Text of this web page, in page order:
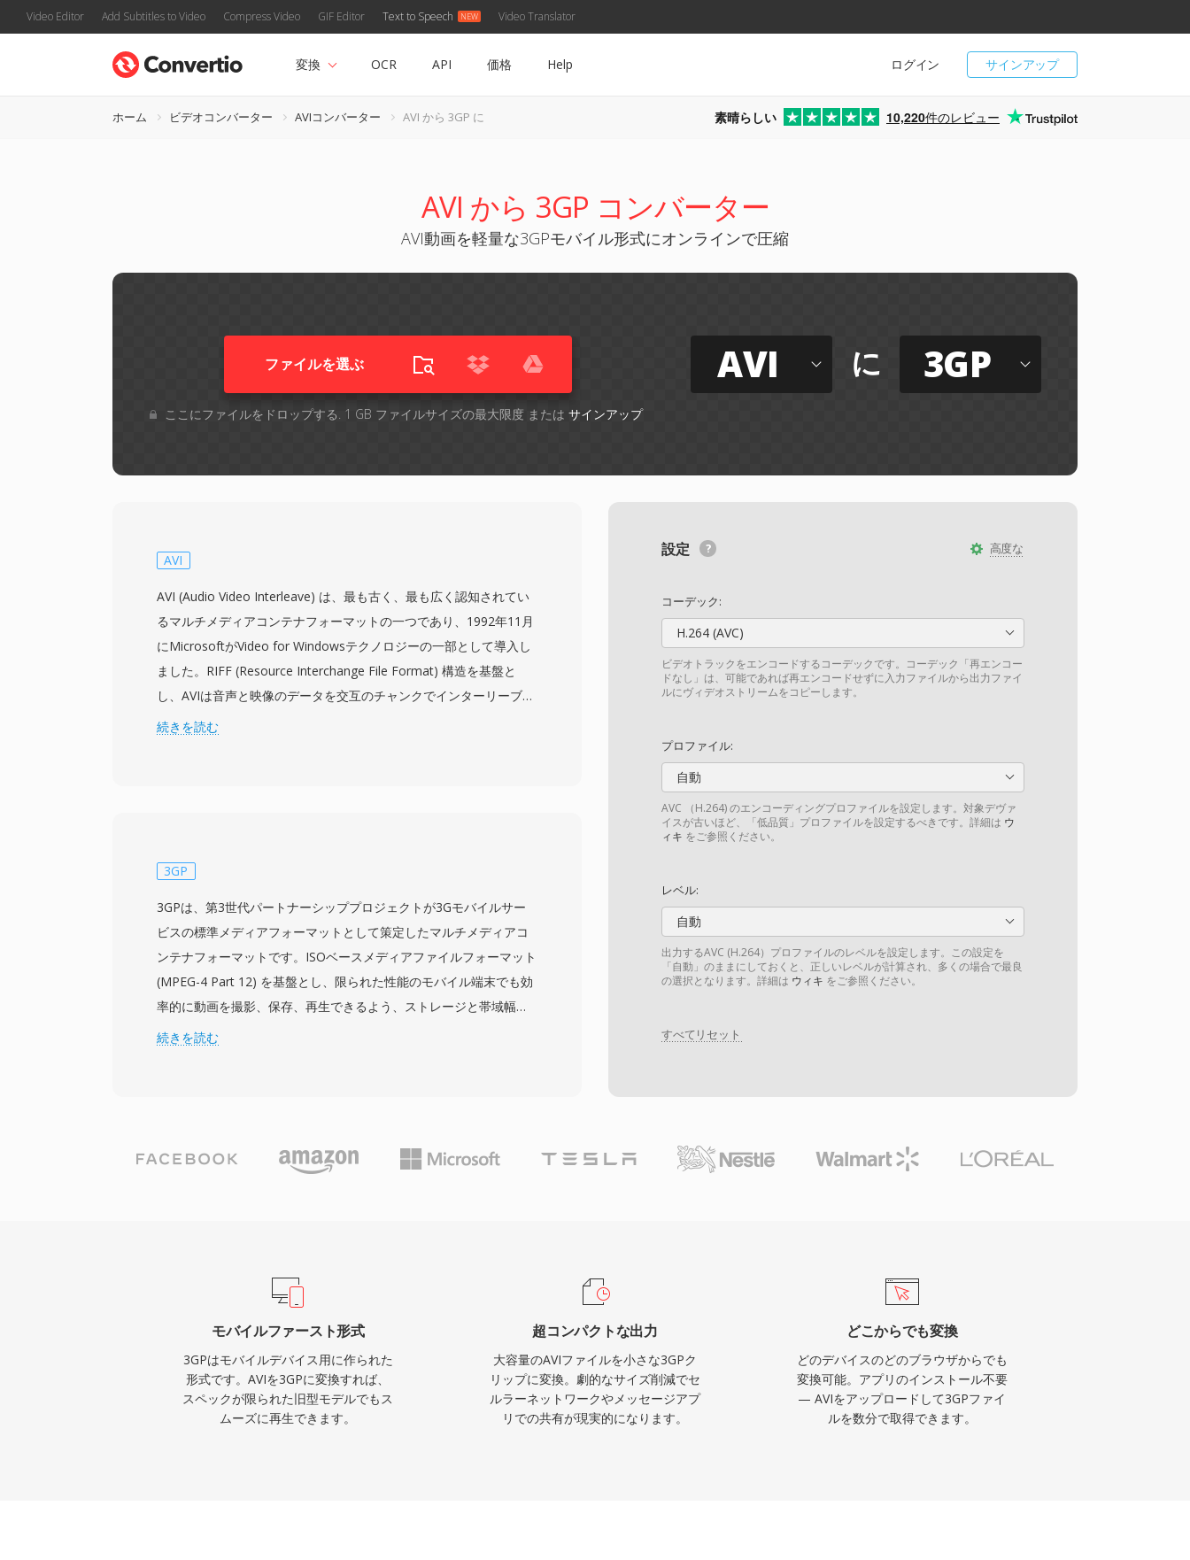
Video Editor Add Subtitles to Video Compress Video GIF Editor Text to Speech Video Translator
サインアップ
ログイン
変換 OCR API 価格 Help
ホーム ビデオコンバーター AVIコンバーター AVI から 3GP に 素晴らしい 10,220件のレビュー
AVI から 3GP コンバーター
AVI動画を軽量な3GPモバイル形式にオンラインで圧縮
ファイルを選ぶ
ここにファイルをドロップする. 1 GB ファイルサイズの最大限度 または サインアップ
AVI に 3GP
高度な
設定
コーデック:
H.264 (AVC)
ビデオトラックをエンコードするコーデックです。コーデック「再エンコー
ドなし」は、可能であれば再エンコードせずに入力ファイルから出力ファイ
ルにヴィデオストリームをコピーします。
プロファイル:
自動
AVC （H.264) のエンコーディングプロファイルを設定します。対象デヴァ
イスが古いほど、「低品質」プロファイルを設定するべきです。詳細は ウ
ィキ をご参照ください。
レベル:
自動
出力するAVC (H.264）プロファイルのレベルを設定します。この設定を
「自動」のままにしておくと、正しいレベルが計算され、多くの場合で最良
の選択となります。詳細は ウィキ をご参照ください。
すべてリセット
AVI
AVI (Audio Video Interleave) は、最も古く、最も広く認知されてい
るマルチメディアコンテナフォーマットの一つであり、1992年11月
にMicrosoftがVideo for Windowsテクノロジーの一部として導入し
ました。RIFF (Resource Interchange File Format) 構造を基盤と
し、AVIは音声と映像のデータを交互のチャンクでインターリーブ
し、高度なストリーム管理を必要とせずに同期再生を可能にしま
内部構造により、より複雑な現代のコンテナと比較してバイナリレ
リームもサポートしており、単一ファイル内に多言語コンテンツを
収録できます。ただし、初期の仕様には、古い実装での2 GBファイ
ルサイズ上限や、可変フレームレートや高度な字幕フォーマットの
ネイティブサポートがないなどの制限がありました。OpenDML拡
張 (AVI 2.0) により、ファイルが元の境界を超えることが可能にな
り、サイズ制限が解消されました。数十年の歴史がありながらも、
続きを読む
3GP
3GPは、第3世代パートナーシッププロジェクトが3Gモバイルサー
ビスの標準メディアフォーマットとして策定したマルチメディアコ
ンテナフォーマットです。ISOベースメディアファイルフォーマット
(MPEG-4 Part 12) を基盤とし、限られた性能のモバイル端末でも効
率的に動画を撮影、保存、再生できるよう、ストレージと帯域幅の
要件を削減するために設計されました。通常、H.263またはH.264ビ
たしました。この簡素化されたコンテナは、完全なMP4ファイルに
見られるオーバーヘッドを排除し、低速な3G回線でも確実にストリ
モバイル端末メーカーによる幅広い採用により、事実上すべての3G
対応携帯電話が3GPメディアをネイティブに処理できました。現在
のモバイルデバイスはMP4などのより高度なフォーマットを使用し
ていますが、古いモバイル録画のアーカイブや、帯域幅効率の高い
動画配信が依然として重要な地域では、3GPファイルが今でも見ら
れます。
続きを読む
モバイルファースト形式
3GPはモバイルデバイス用に作られた
形式です。AVIを3GPに変換すれば、
スペックが限られた旧型モデルでもス
ムーズに再生できます。
超コンパクトな出力
大容量のAVIファイルを小さな3GPク
リップに変換。劇的なサイズ削減でセ
ルラーネットワークやメッセージアプ
リでの共有が現実的になります。
どこからでも変換
どのデバイスのどのブラウザからでも
変換可能。アプリのインストール不要
— AVIをアップロードして3GPファイ
ルを数分で取得できます。